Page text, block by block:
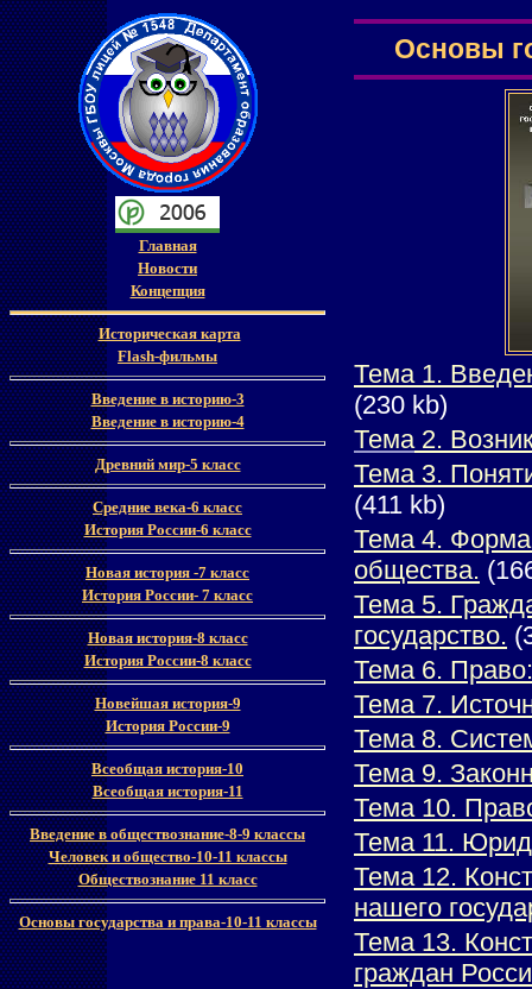
Главная
Новости
Концепция
Историческая карта
Flash-фильмы
Введение в историю-3
Введение в историю-4
Древний мир-5 класс
Средние века-6 класс
История России-6 класс
Новая история -7 класс
История России- 7 класс
Новая история-8 класс
История России-8 класс
Новейшая история-9
История России-9
Всеобщая история-10
Всеобщая история-11
Введение в обществознание-8-9 классы
Человек и общество-10-11 классы
Обществознание 11 класс
Основы государства и права-10-11 классы
Основы
Тема 1.
(230 kb)
Тема2.
Тема 3.
(411 kb)
Тема 4. Форма
общества.
Тема 5.
государство.
Тема 6. Право:
Тема 7.
Тема 8.
Тема 9.
Тема 10.
Тема 11.
Тема 12.
нашего
Тема 13.
граждан